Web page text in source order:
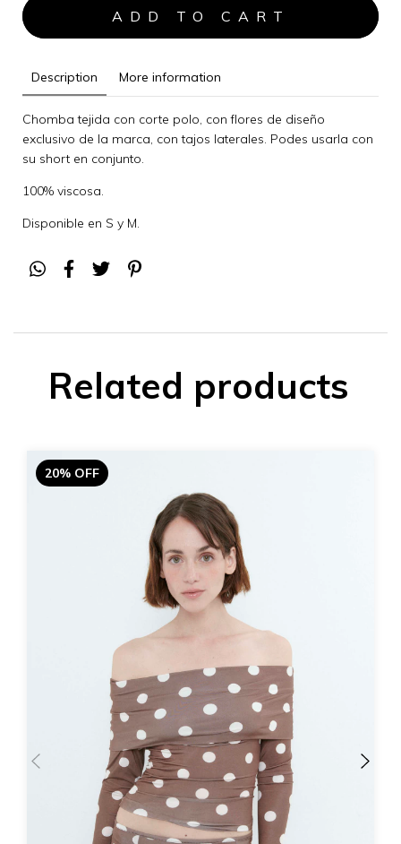
Description More information
Chomba tejida con corte polo, con flores de diseño
exclusivo de la marca, con tajos laterales. Podes usarla con
su short en conjunto.
100% viscosa.
Disponible en S y M.
Related products
20% OFF